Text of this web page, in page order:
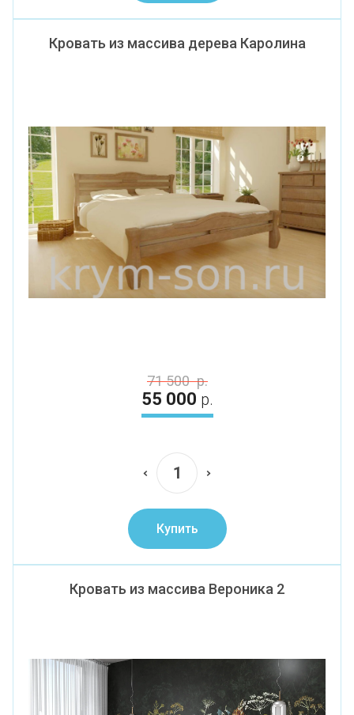
Кровать из массива дерева Каролина
71 500 р.
55 000 р.
Купить
Кровать из массива Вероника 2